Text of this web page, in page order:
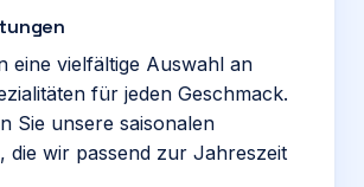
eine vielfältige Auswahl an
für jeden Geschmack.
Sie unsere saisonalen
die wir passend zur Jahreszeit